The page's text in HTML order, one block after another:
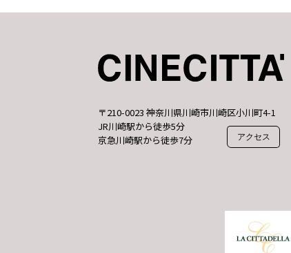
〒210-0023 神奈川県川崎市川崎区小川町4-1
JR川崎駅から徒歩5分
京急川崎駅から徒歩7分
アクセス